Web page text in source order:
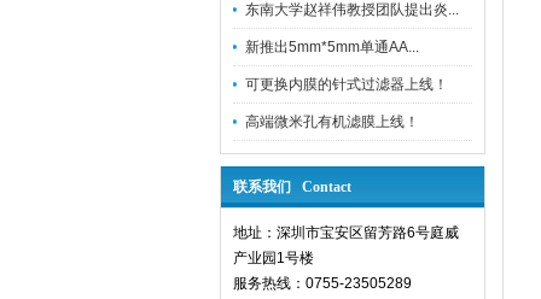
东南大学赵祥伟教授团队提出炎...
新推出5mm*5mm单通AA...
可更换内膜的针式过滤器上线！
高端微米孔有机滤膜上线！
联系我们 Contact
地址：深圳市宝安区留芳路6号庭威
产业园1号楼
服务热线：0755-23505289